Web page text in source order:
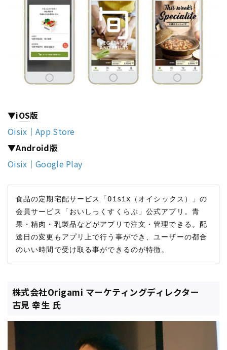
▼iOS版
Oisix｜App Store
▼Android版
Oisix｜Google Play
食品の定期宅配サービス「Oisix（オイシックス）」の
会員サービス「おいしっくすくらぶ」公式アプリ。青
果・精肉・乳製品などがアプリで注文・管理できる。配
送日の変更もアプリ上で行う事ができ、ユーザーの都合
株式会社Origami マーケティングディレクター
古見 幸生 氏